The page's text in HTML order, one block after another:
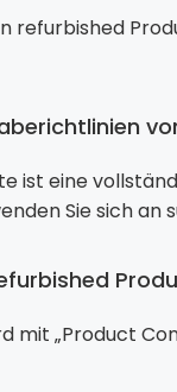
refurbished
ist eine
Sie sich an
mit „Product